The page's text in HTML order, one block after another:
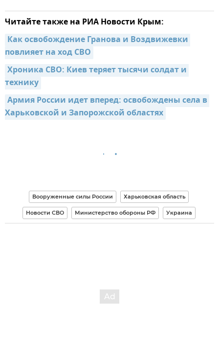
Читайте также на РИА Новости Крым:
Как освобождение Гранова и Воздвижевки
повлияет на ход СВО
Хроника СВО: Киев теряет тысячи солдат и
технику
Армия России идет вперед: освобождены села в
Харьковской и Запорожской областях
Вооруженные силы России Харьковская область
Новости СВО Министерство обороны РФ Украина